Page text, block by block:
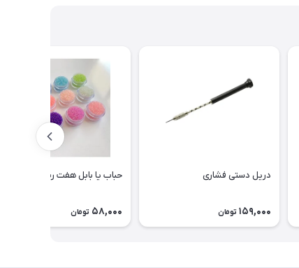
دریل دستی فشاری
159,000 تومان
حباب یا بابل هفت رنگ (وارداتی)
58,000 تومان